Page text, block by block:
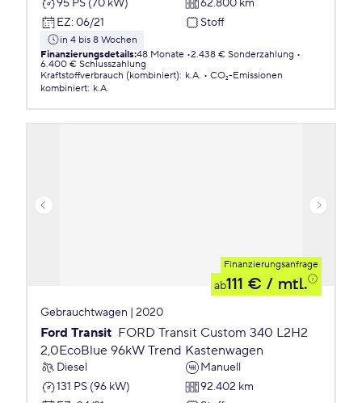
EZ: 06/21 Stoff
in 4 bis 8 Wochen
Finanzierungsdetails:48 Monate 2.438 € Sonderzahlung
6.400 € Schlusszahlung
Kraftstoffverbrauch (kombiniert): k.A.
CO₂-Emissionen
kombiniert: k.A.
Finanzierungsanfrage
ab111 € / mtl.
Gebrauchtwagen | 2020
Ford Transit FORD Transit Custom 340 L2H2
2,0EcoBlue 96kW Trend Kastenwagen
Diesel
Manuell
131 PS (96 kW)
92.402 km